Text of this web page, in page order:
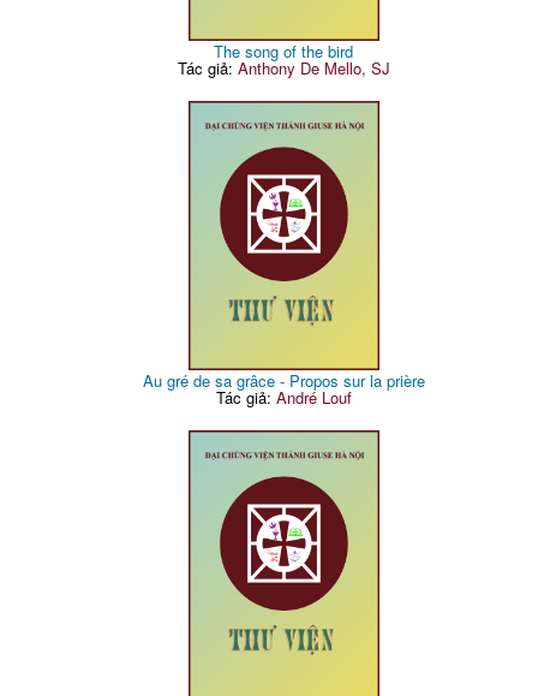
The song of the bird
Tác giả: Anthony De Mello, SJ
Au gré de sa grâce - Propos sur la prière
Tác giả: André Louf